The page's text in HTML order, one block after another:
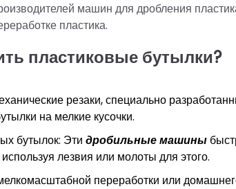
машин для дробления
пластика.
пластиковые бутылки?
резаки, специально
на мелкие кусочки.
бутылок: Эти дробильные машины
лезвия или молоты для этого.
переработки или